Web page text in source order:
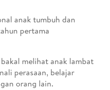
anak tumbuh dan
pertama
melihat anak lambat
perasaan, belajar
orang lain.